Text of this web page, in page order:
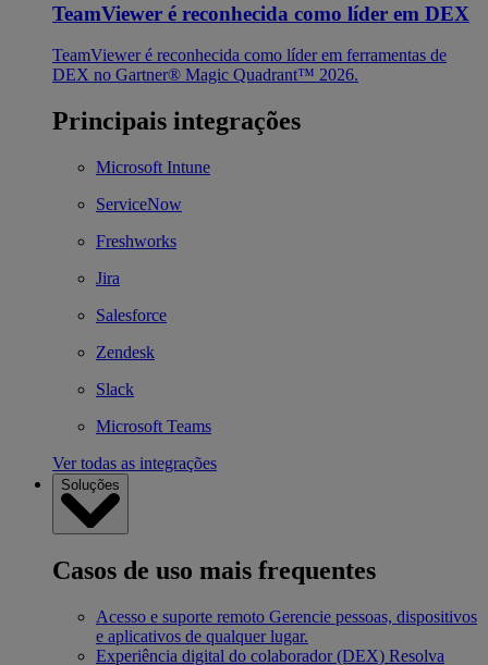
TeamViewer é reconhecida como líder em DEX
TeamViewer é reconhecida como líder em ferramentas de
DEX no Gartner® Magic Quadrant™ 2026.
Principais integrações
Microsoft Intune
ServiceNow
Freshworks
Jira
Salesforce
Zendesk
Slack
Microsoft Teams
Ver todas as integrações
Soluções
Casos de uso mais frequentes
Acesso e suporte remoto Gerencie pessoas, dispositivos
e aplicativos de qualquer lugar.
Experiência digital do colaborador (DEX) Resolva